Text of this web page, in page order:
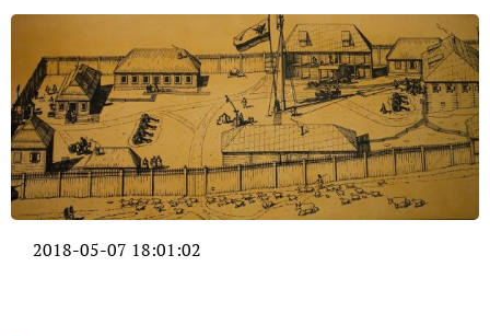
2018-05-07 18:01:02